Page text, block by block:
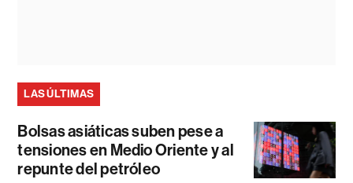
LAS ÚLTIMAS
Bolsas asiáticas suben pese a
tensiones en Medio Oriente y al
repunte del petróleo